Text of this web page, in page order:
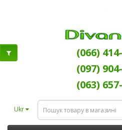
(066)
(097)
(063)
Ukr